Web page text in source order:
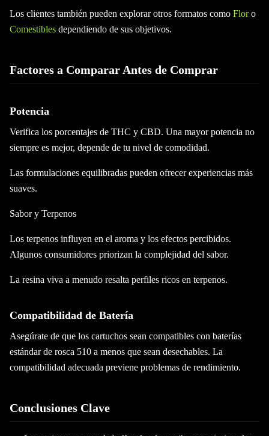
Los clientes también pueden explorar otros formatos como Floro
Comestibles dependiendo de sus objetivos.
Factores a Comparar Antes de Comprar
Potencia
Verifica los porcentajes de THC y CBD. Una mayor potencia no
siempre es mejor, depende de tu nivel de comodidad.
Las formulaciones equilibradas pueden ofrecer experiencias más
suaves.
Sabor y Terpenos
Los terpenos influyen en el aroma y los efectos percibidos.
Algunos consumidores priorizan la complejidad del sabor.
La resina viva a menudo resalta perfiles ricos en terpenos.
Compatibilidad de Batería
Asegúrate de que los cartuchos sean compatibles con baterías
estándar de rosca 510 a menos que sean desechables. La
compatibilidad adecuada previene problemas de rendimiento.
Conclusiones Clave